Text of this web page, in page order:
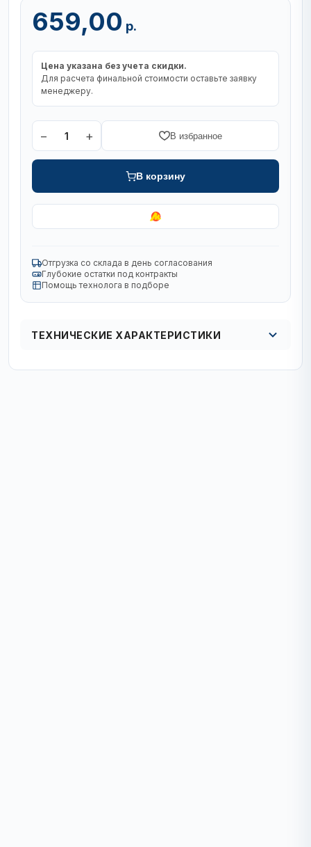
659,00 р.
Цена указана без учета скидки.
Для расчета финальной стоимости оставьте заявку
менеджеру.
− 1 + В избранное
В корзину
Отгрузка со склада в день согласования
Глубокие остатки под контракты
Помощь технолога в подборе
ТЕХНИЧЕСКИЕ ХАРАКТЕРИСТИКИ
Кол в упаковке